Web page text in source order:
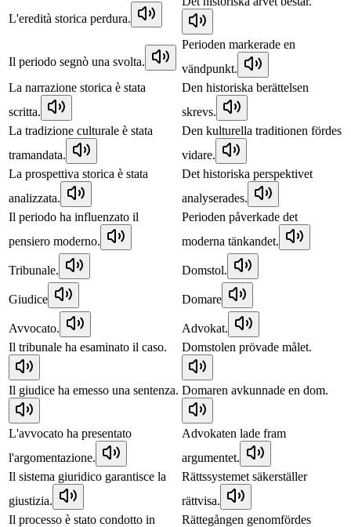
L'eredità storica perdura.
Il periodo segnò una svolta.
Perioden markerade en
vändpunkt.
La narrazione storica è stata
scritta.
Den historiska berättelsen
skrevs.
La tradizione culturale è stata
tramandata.
Den kulturella traditionen fördes
vidare.
La prospettiva storica è stata
analizzata.
Det historiska perspektivet
analyserades.
Il periodo ha influenzato il
pensiero moderno.
Perioden påverkade det
moderna tänkandet.
Tribunale. Domstol.
Giudice Domare
Avvocato.
Advokat.
Il tribunale ha esaminato il caso.
Domstolen prövade målet.
Il giudice ha emesso una sentenza. Domaren avkunnade en dom.
L'avvocato ha presentato
l'argomentazione.
Advokaten lade fram
argumentet.
Il sistema giuridico garantisce la
giustizia.
Rättssystemet säkerställer
rättvisa.
Il processo è stato condotto in
Rättegången genomfördes